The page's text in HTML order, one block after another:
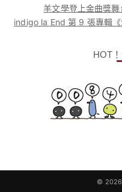
羊文學登上金曲獎
indigo la End 第 9 張專輯
HOT
©